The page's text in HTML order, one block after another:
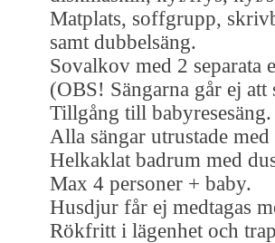
Matplats, soffgrupp,
samt dubbelsäng.
Sovalkov med 2 separata
(OBS! Sängarna går ej
Tillgång till babyresesäng.
Alla sängar utrustade
Helkaklat badrum med
Max 4 personer + baby.
Husdjur får ej medtagas
Rökfritt i lägenhet och